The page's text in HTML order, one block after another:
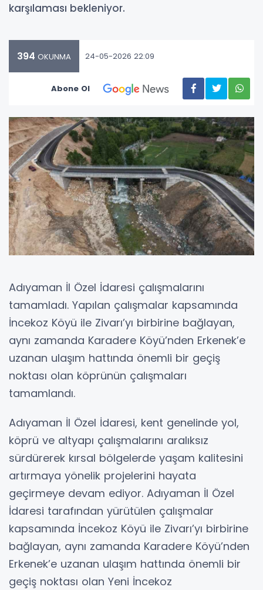
karşılaması bekleniyor.
394 OKUNMA 24-05-2026 22:09
Abone Ol
Adıyaman İl Özel İdaresi çalışmalarını
tamamladı. Yapılan çalışmalar kapsamında
İncekoz Köyü ile Zivarı’yı birbirine bağlayan,
aynı zamanda Karadere Köyü’nden Erkenek’e
uzanan ulaşım hattında önemli bir geçiş
noktası olan köprünün çalışmaları
tamamlandı.
Adıyaman İl Özel İdaresi, kent genelinde yol,
köprü ve altyapı çalışmalarını aralıksız
sürdürerek kırsal bölgelerde yaşam kalitesini
artırmaya yönelik projelerini hayata
geçirmeye devam ediyor. Adıyaman İl Özel
İdaresi tarafından yürütülen çalışmalar
kapsamında İncekoz Köyü ile Zivarı’yı birbirine
bağlayan, aynı zamanda Karadere Köyü’nden
Erkenek’e uzanan ulaşım hattında önemli bir
geçiş noktası olan Yeni İncekoz